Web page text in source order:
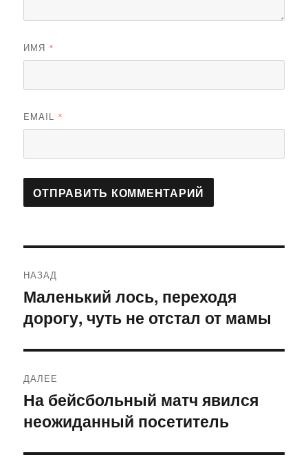
ИМЯ *
EMAIL *
по
записям
НАЗАД
Предыдущая
запись:
Маленький лось, переходя
дорогу, чуть не отстал от мамы
ДАЛЕЕ
Следующая
запись:
На бейсбольный матч явился
неожиданный посетитель